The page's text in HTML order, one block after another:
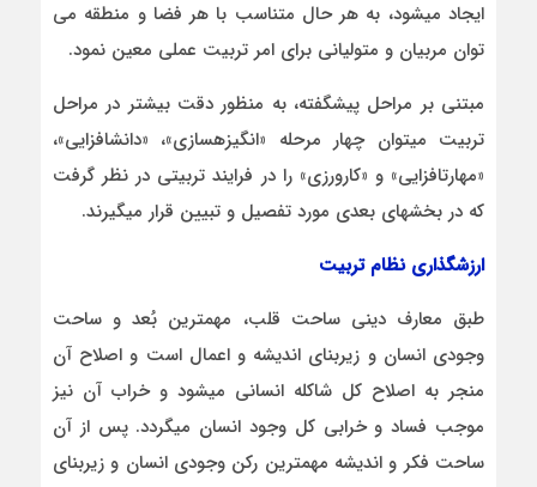
ایجاد می­شود، به هر حال متناسب با هر فضا و منطقه می
توان مربیان و متولیانی برای امر تربیت عملی معین نمود.
مبتنی بر مراحل پیش­گفته، به منظور دقت بیشتر در مراحل
تربیت می­توان چهار مرحله «انگیزه­سازی»، «دانش­افزایی»،
«مهارت­افزایی» و «کارورزی» را در فرایند تربیتی در نظر گرفت
که در بخش­های بعدی مورد تفصیل و تبیین قرار می­گیرند.
ارزشگذاری نظام تربیت
طبق معارف دینی ساحت قلب، مهمترین بُعد و ساحت
وجودی انسان و زیربنای اندیشه و اعمال است و اصلاح آن
منجر به اصلاح کل شاکله انسانی می­شود و خراب آن نیز
موجب فساد و خرابی کل وجود انسان می­گردد. پس از آن
ساحت فکر و اندیشه مهمترین رکن وجودی انسان و زیربنای